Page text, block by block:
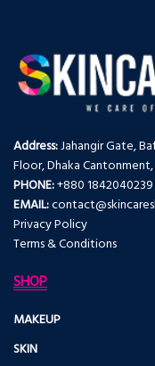
Address:Jahangir Gate,
Floor, Dhaka Cantonment,
PHONE:+880 1842040239
EMAIL:
Privacy Policy
Terms & Conditions
SHOP
MAKEUP
SKIN